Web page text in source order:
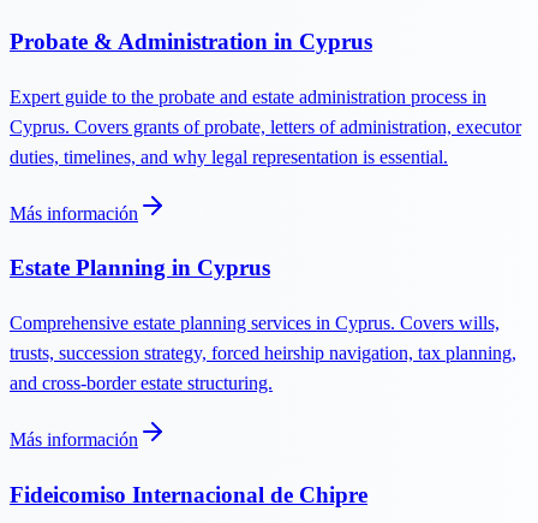
Probate & Administration in Cyprus
Expert guide to the probate and estate administration process in
Cyprus. Covers grants of probate, letters of administration, executor
duties, timelines, and why legal representation is essential.
Más información
Estate Planning in Cyprus
Comprehensive estate planning services in Cyprus. Covers wills,
trusts, succession strategy, forced heirship navigation, tax planning,
and cross-border estate structuring.
Más información
Fideicomiso Internacional de Chipre